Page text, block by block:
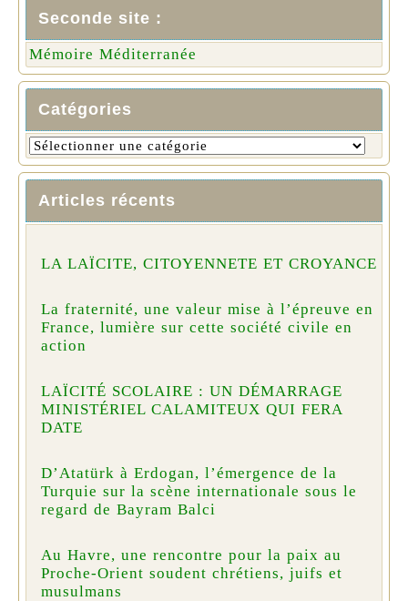
Seconde site :
Mémoire Méditerranée
Catégories
Articles récents
LA LAÏCITE, CITOYENNETE ET CROYANCE
La fraternité, une valeur mise à l’épreuve en
France, lumière sur cette société civile en
action
LAÏCITÉ SCOLAIRE : UN DÉMARRAGE
MINISTÉRIEL CALAMITEUX QUI FERA
DATE
D’Atatürk à Erdogan, l’émergence de la
Turquie sur la scène internationale sous le
regard de Bayram Balci
Au Havre, une rencontre pour la paix au
Proche-Orient soudent chrétiens, juifs et
musulmans